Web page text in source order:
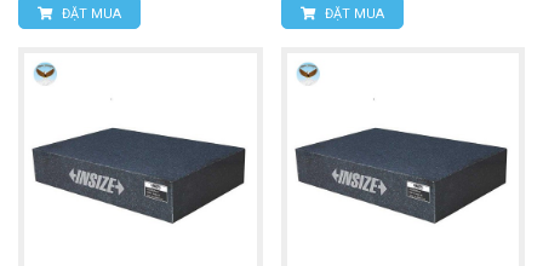
ĐẶT MUA ĐẶT MUA